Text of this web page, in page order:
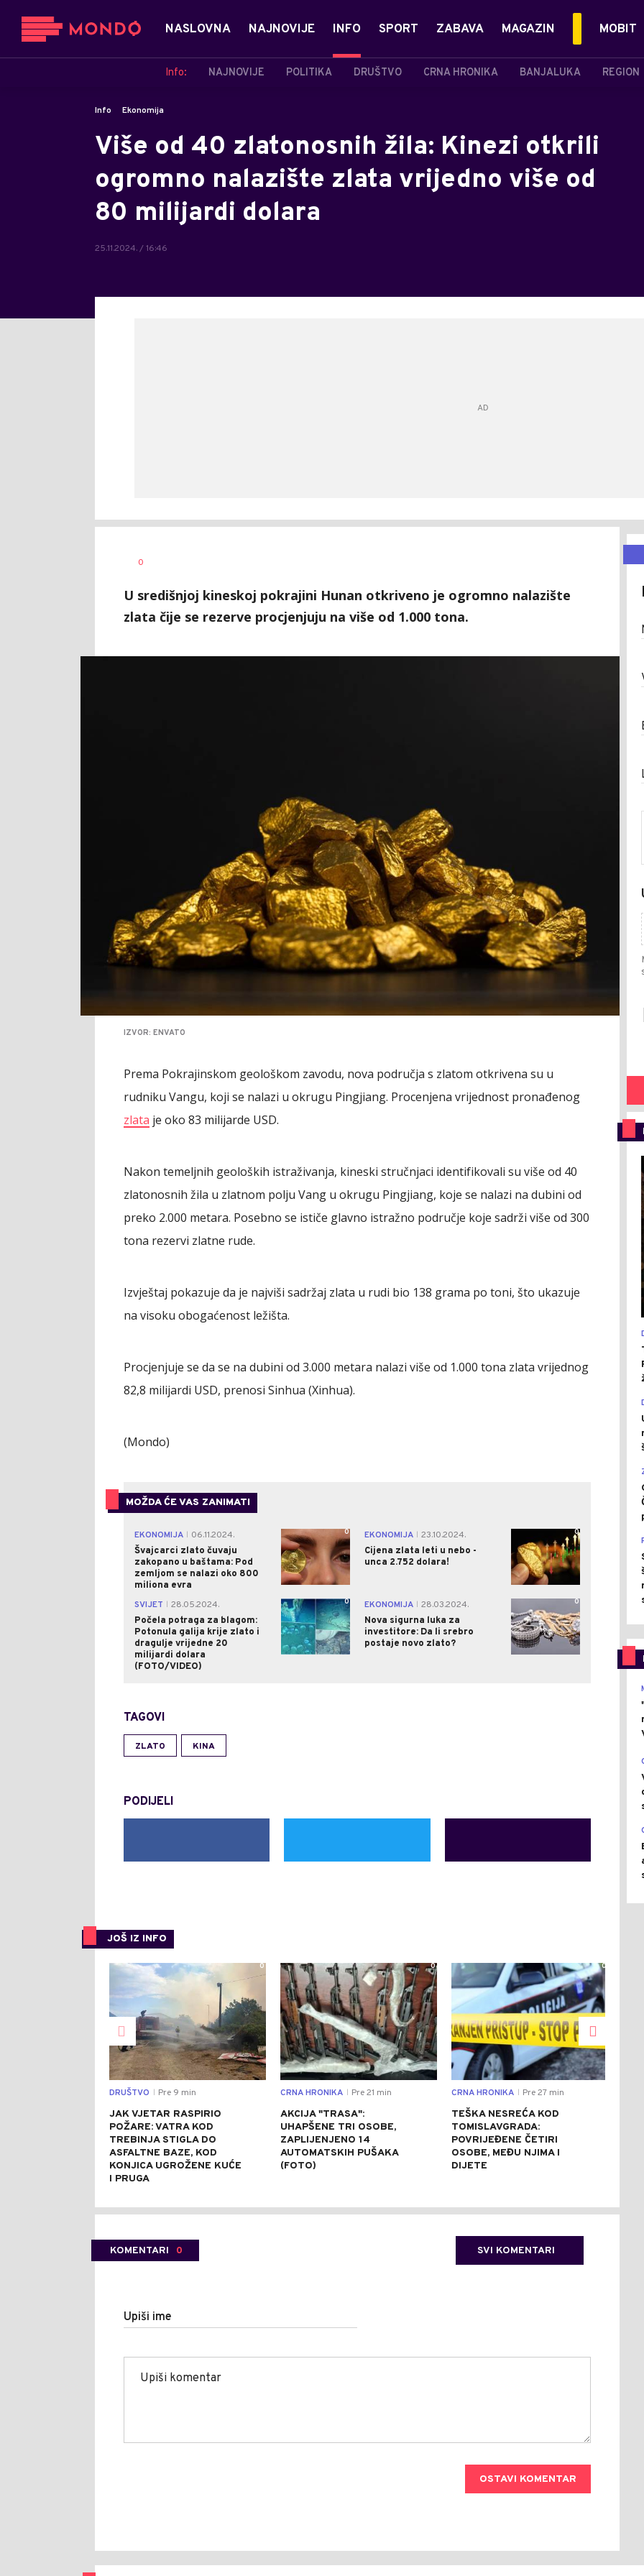
NASLOVNA NAJNOVIJE INFO
Info: NAJNOVIJE POLITIKA DRUŠTVO CRNA HRONIKA BANJALUKA REGION
SPORT ZABAVA MAGAZIN MOBIT
Info Ekonomija
Više od 40 zlatonosnih žila: Kinezi otkrili
ogromno nalazište zlata vrijedno više od
80 milijardi dolara
25.11.2024. / 16:46
AUTOR
0
U središnjoj kineskoj pokrajini Hunan otkriveno je ogromno nalazište
zlata čije se rezerve procjenjuju na više od 1.000 tona.
IZVOR: ENVATO
Prema Pokrajinskom geološkom zavodu, nova područja s zlatom otkrivena su u
rudniku Vangu, koji se nalazi u okrugu Pingjiang. Procenjena vrijednost pronađenog
zlata je oko 83 milijarde USD.
Nakon temeljnih geoloških istraživanja, kineski stručnjaci identifikovali su više od 40
zlatonosnih žila u zlatnom polju Vang u okrugu Pingjiang, koje se nalazi na dubini od
preko 2.000 metara. Posebno se ističe glavno istražno područje koje sadrži više od 300
tona rezervi zlatne rude.
Izvještaj pokazuje da je najviši sadržaj zlata u rudi bio 138 grama po toni, što ukazuje
na visoku obogaćenost ležišta.
Procjenjuje se da se na dubini od 3.000 metara nalazi više od 1.000 tona zlata vrijednog
82,8 milijardi USD, prenosi Sinhua (Xinhua).
(Mondo)
MOŽDA ĆE VAS ZANIMATI
EKONOMIJA
06.11.2024.
Švajcarci zlato čuvaju
zakopano u baštama: Pod
zemljom se nalazi oko 800
miliona evra
0 EKONOMIJA
23.10.2024.
Cijena zlata leti u nebo -
unca 2.752 dolara!
0
SVIJET
28.05.2024.
Počela potraga za blagom:
Potonula galija krije zlato i
dragulje vrijedne 20
milijardi dolara
(FOTO/VIDEO)
0 EKONOMIJA
28.03.2024.
Nova sigurna luka za
investitore: Da li srebro
postaje novo zlato?
0
TAGOVI
ZLATO KINA
PODIJELI
JOŠ IZ INFO
0
DRUŠTVO Pre 9 min
JAK VJETAR RASPIRIO
POŽARE: VATRA KOD
TREBINJA STIGLA DO
ASFALTNE BAZE, KOD
KONJICA UGROŽENE KUĆE
I PRUGA
0
CRNA HRONIKA Pre 21 min
AKCIJA "TRASA":
UHAPŠENE TRI OSOBE,
ZAPLIJENJENO 14
AUTOMATSKIH PUŠAKA
(FOTO)
0
CRNA HRONIKA Pre 27 min
TEŠKA NESREĆA KOD
TOMISLAVGRADA:
POVRIJEĐENE ČETIRI
OSOBE, MEĐU NJIMA I
DIJETE
KOMENTARI 0 SVI KOMENTARI
Upiši ime
OSTAVI KOMENTAR